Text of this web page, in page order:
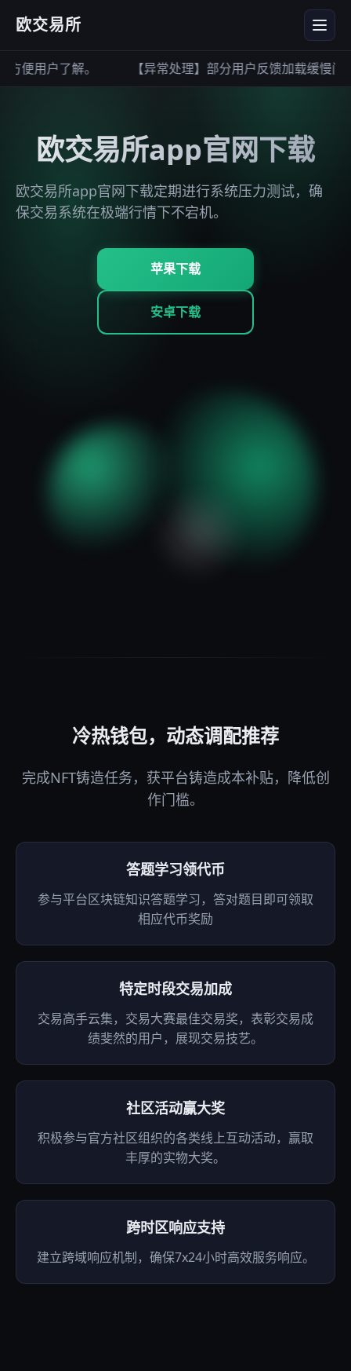
欧交易所
便用户了解。 【异常处理】部分用户反馈加载缓慢问
欧交易所app官网下载
欧交易所app官网下载定期进行系统压力测试，确
保交易系统在极端行情下不宕机。
苹果下载
安卓下载
冷热钱包，动态调配推荐
完成NFT铸造任务，获平台铸造成本补贴，降低创
作门槛。
答题学习领代币
参与平台区块链知识答题学习，答对题目即可领取
相应代币奖励
特定时段交易加成
交易高手云集，交易大赛最佳交易奖，表彰交易成
绩斐然的用户，展现交易技艺。
社区活动赢大奖
积极参与官方社区组织的各类线上互动活动，赢取
丰厚的实物大奖。
跨时区响应支持
建立跨域响应机制，确保7x24小时高效服务响应。